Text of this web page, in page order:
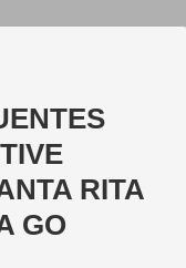
RITA
GO